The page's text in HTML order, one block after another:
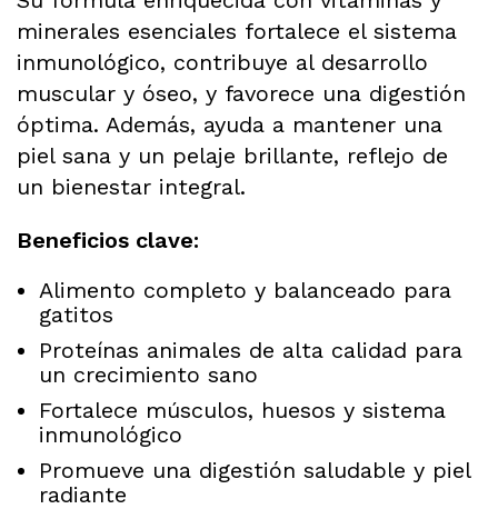
minerales esenciales fortalece el sistema
inmunológico, contribuye al desarrollo
muscular y óseo, y favorece una digestión
óptima. Además, ayuda a mantener una
piel sana y un pelaje brillante, reflejo de
un bienestar integral.
Beneficios clave:
Alimento completo y balanceado para
gatitos
Proteínas animales de alta calidad para
un crecimiento sano
Fortalece músculos, huesos y sistema
inmunológico
Promueve una digestión saludable y piel
radiante